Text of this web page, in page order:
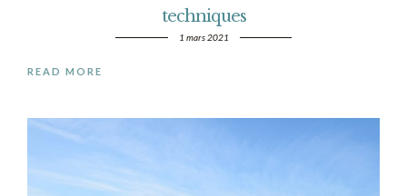
techniques
1 mars 2021
READ MORE